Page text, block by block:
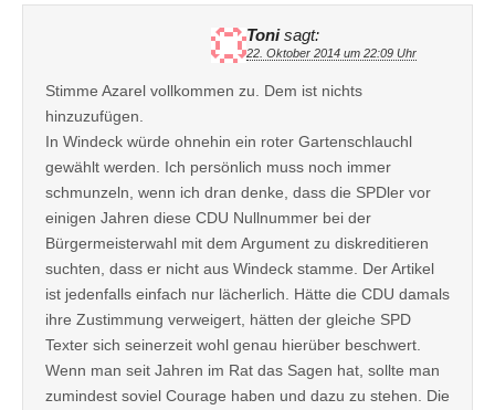
Toni sagt:
22. Oktober 2014 um 22:09 Uhr
Stimme Azarel vollkommen zu. Dem ist nichts
hinzuzufügen.
In Windeck würde ohnehin ein roter Gartenschlauchl
gewählt werden. Ich persönlich muss noch immer
schmunzeln, wenn ich dran denke, dass die SPDler vor
einigen Jahren diese CDU Nullnummer bei der
Bürgermeisterwahl mit dem Argument zu diskreditieren
suchten, dass er nicht aus Windeck stamme. Der Artikel
ist jedenfalls einfach nur lächerlich. Hätte die CDU damals
ihre Zustimmung verweigert, hätten der gleiche SPD
Texter sich seinerzeit wohl genau hierüber beschwert.
Wenn man seit Jahren im Rat das Sagen hat, sollte man
zumindest soviel Courage haben und dazu zu stehen. Die